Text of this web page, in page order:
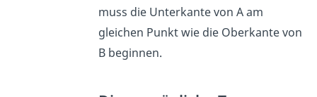
muss die Unterkante von A am
gleichen Punkt wie die Oberkante von
B beginnen.